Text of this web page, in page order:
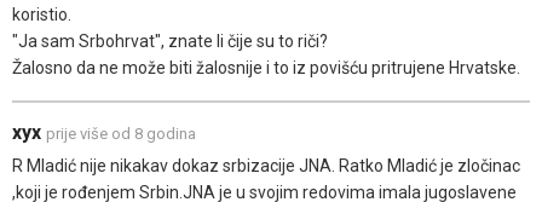
koristio.
"Ja sam Srbohrvat", znate li čije su to riči?
Žalosno da ne može biti žalosnije i to iz povišću pritrujene Hrvatske.
xyx prije više od 8 godina
R Mladić nije nikakav dokaz srbizacije JNA. Ratko Mladić je zločinac
,koji je rođenjem Srbin.JNA je u svojim redovima imala jugoslavene